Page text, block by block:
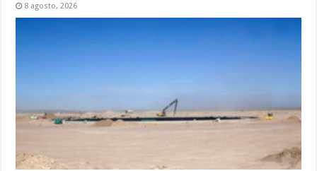
8 agosto, 2026